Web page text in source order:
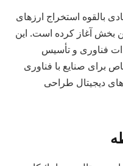
بالقوه استخراج ارزهای
بخش آغاز کرده است. این
فناوری و تأسیس
برای صنایع با فناوری
دیجیتال طراحی